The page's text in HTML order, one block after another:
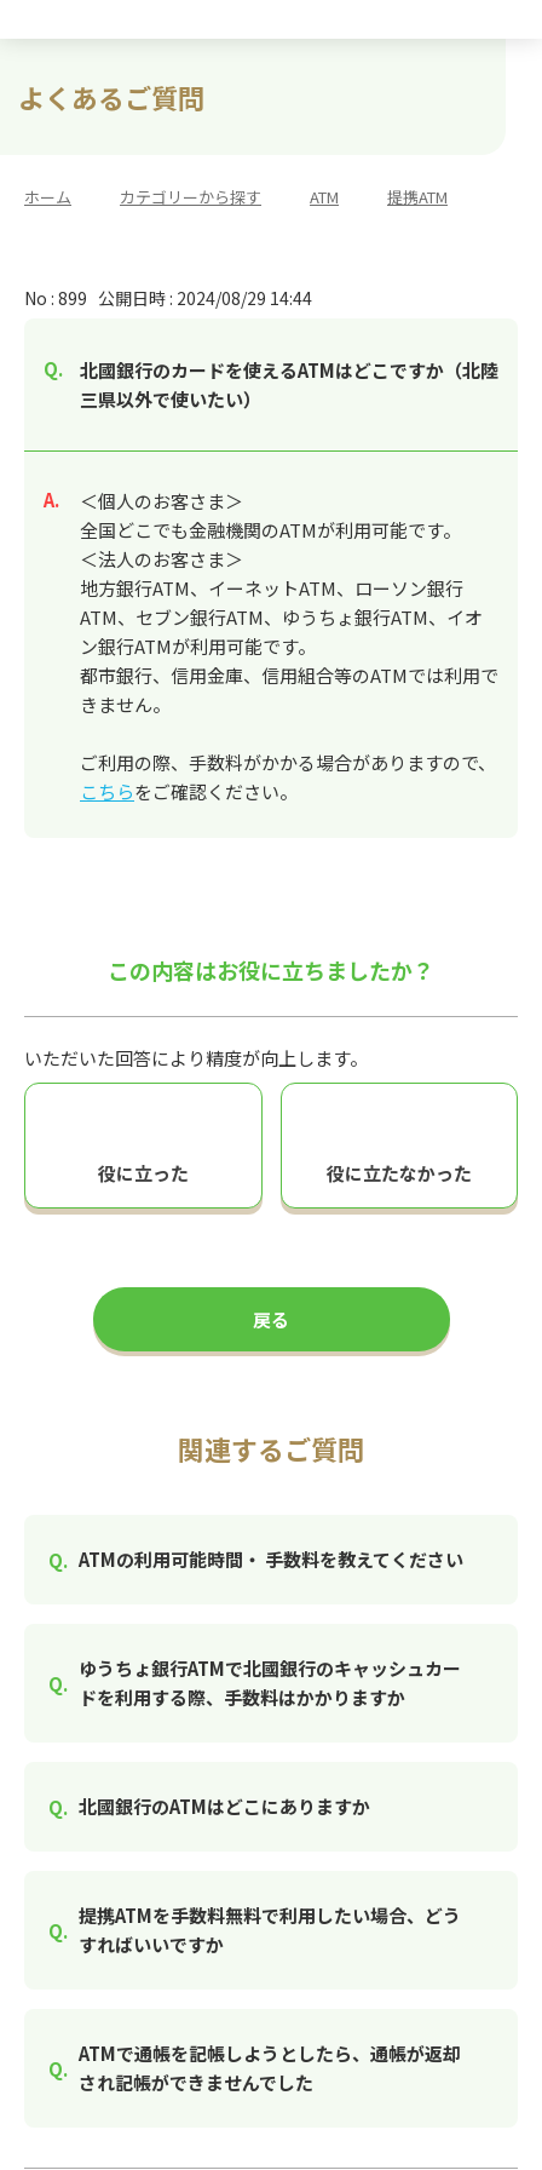
よくあるご質問
ホーム カテゴリーから探す ATM 提携ATM
No : 899 公開日時 : 2024/08/29 14:44
北國銀行のカードを使えるATMはどこですか（北陸
三県以外で使いたい）
回答
＜個人のお客さま＞
全国どこでも金融機関のATMが利用可能です。
＜法人のお客さま＞
地方銀行ATM、イーネットATM、ローソン銀行
ATM、セブン銀行ATM、ゆうちょ銀行ATM、イオ
ン銀行ATMが利用可能です。
都市銀行、信用金庫、信用組合等のATMでは利用で
きません。
ご利用の際、手数料がかかる場合がありますので、
こちらをご確認ください。
この内容はお役に立ちましたか？
いただいた回答により精度が向上します。
役に立った 役に立たなかった
戻る
関連するご質問
ATMの利用可能時間・ 手数料を教えてください
ゆうちょ銀行ATMで北國銀行のキャッシュカー
ドを利用する際、手数料はかかりますか
北國銀行のATMはどこにありますか
提携ATMを手数料無料で利用したい場合、どう
すればいいですか
ATMで通帳を記帳しようとしたら、通帳が返却
され記帳ができませんでした